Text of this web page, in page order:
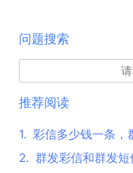
问题搜索
推荐阅读
1. 彩信多少钱一条，
2. 群发彩信和群发短